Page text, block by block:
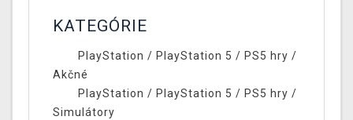
KATEGÓRIE
PlayStation / PlayStation 5 / PS5 hry /
Akčné
PlayStation / PlayStation 5 / PS5 hry /
Simulátory